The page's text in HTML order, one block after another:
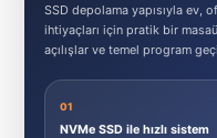
SSD depolama yapısıyla ev,
ihtiyaçları için pratik bir
açılışlar ve temel program
01
NVMe SSD ile hızlı sistem